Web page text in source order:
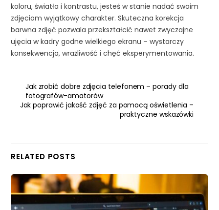
koloru, światła i kontrastu, jesteś w stanie nadać swoim
zdjęciom wyjątkowy charakter. Skuteczna korekcja
barwna zdjęć pozwala przekształcić nawet zwyczajne
ujęcia w kadry godne wielkiego ekranu – wystarczy
konsekwencja, wrażliwość i chęć eksperymentowania.
Jak zrobić dobre zdjęcia telefonem – porady dla
fotografów-amatorów
Jak poprawić jakość zdjęć za pomocą oświetlenia –
praktyczne wskazówki
RELATED POSTS